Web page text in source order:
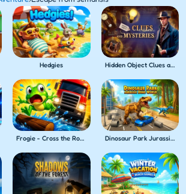
Hedgies Hidden Object Clues and Mysteries
Frogie - Cross the Roads Dinosaur Park Jurassic Dino World